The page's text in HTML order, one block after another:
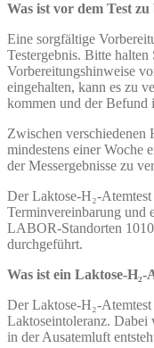
Was ist vor dem Test zu
Eine sorgfältige
Testergebnis. Bitte halten
Vorbereitungshinweise
eingehalten, kann es zu
kommen und der Befund
Zwischen verschiedenen
mindestens einer Woche
der Messergebnisse zu
Der Laktose-H₂-
Terminvereinbarung und
LABOR-Standorten
durchgeführt.
Was ist ein Laktose-H₂-
Der Laktose-H₂-
Laktoseintoleranz. Dabei
in der Ausatemluft